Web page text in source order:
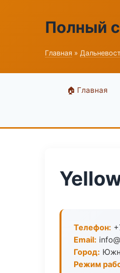
Полный
Главная »
🏠 Главная
Телефон:
Email:
Город:
Режим